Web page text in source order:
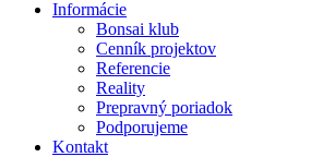
Informácie
Bonsai klub
Cenník projektov
Referencie
Reality
Prepravný poriadok
Podporujeme
Kontakt